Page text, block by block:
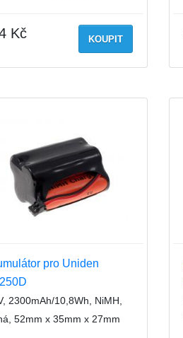
KOUPIT
Kč
pro Uniden
2300mAh/10,8Wh, NiMH,
52mm x 35mm x 27mm